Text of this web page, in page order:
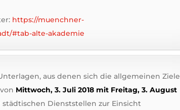
https://muenchner-
#tab-alte-akademie
aus denen sich die allgemeinen Ziele
Mittwoch, 3. Juli 2018 mit Freitag, 3. August
Dienststellen zur Einsicht